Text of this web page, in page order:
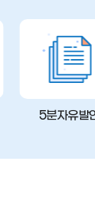
5분자유발